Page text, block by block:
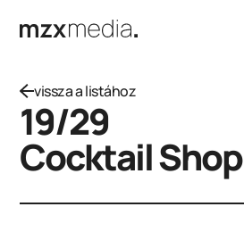
vissza a listához
19/29
Cocktail Shop